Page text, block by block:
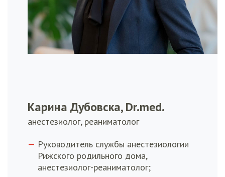
Карина Дубовска, Dr.med.
анестезиолог, реаниматолог
Руководитель службы анестезиологии
Рижского родильного дома,
анестезиолог-реаниматолог;